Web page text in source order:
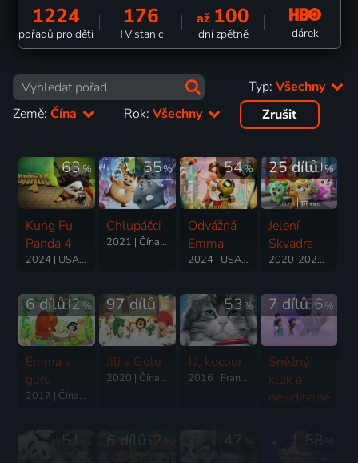
1224
pořadů pro děti
176
TV stanic
až 100
dní zpětně dárek
Typ: Všechny
Země: Čína Rok:Všechny Zrušit
63%
Kung Fu
Panda 4
2024 | USA, Čína | Akční, Animovaný, Dobrodružný, Fantasy, Komedie, Rodinný
55%
Chlupáčci
2021 | Čína, USA | Animovaný, Dobrodružný, Komedie, Rodinný
54%
Odvážná
Emma
2024 | USA, Čína, Irsko | Animovaný, Dobrodružný, Rodinný
60%
25 dílů
Jelení
Skvadra
2020-2025 | USA, Čína | Akční, Animovaný, Dobrodružný, Komedie, Rodinný, Science Fiction
82%
6 dílů
Emma a
guru
2017 | Čína, Španělsko | Animovaný, Rodinný
97 dílů
Jili a Gulu
2020 | Čína | Animovaný, Rodinný
53 %
Já, kocour
2016 | Francie, Čína | Komedie, Fantasy, Rodinný
66%
7 dílů
Sněžný
kluk a
neviditelné
51 62
6 dílů 47 58